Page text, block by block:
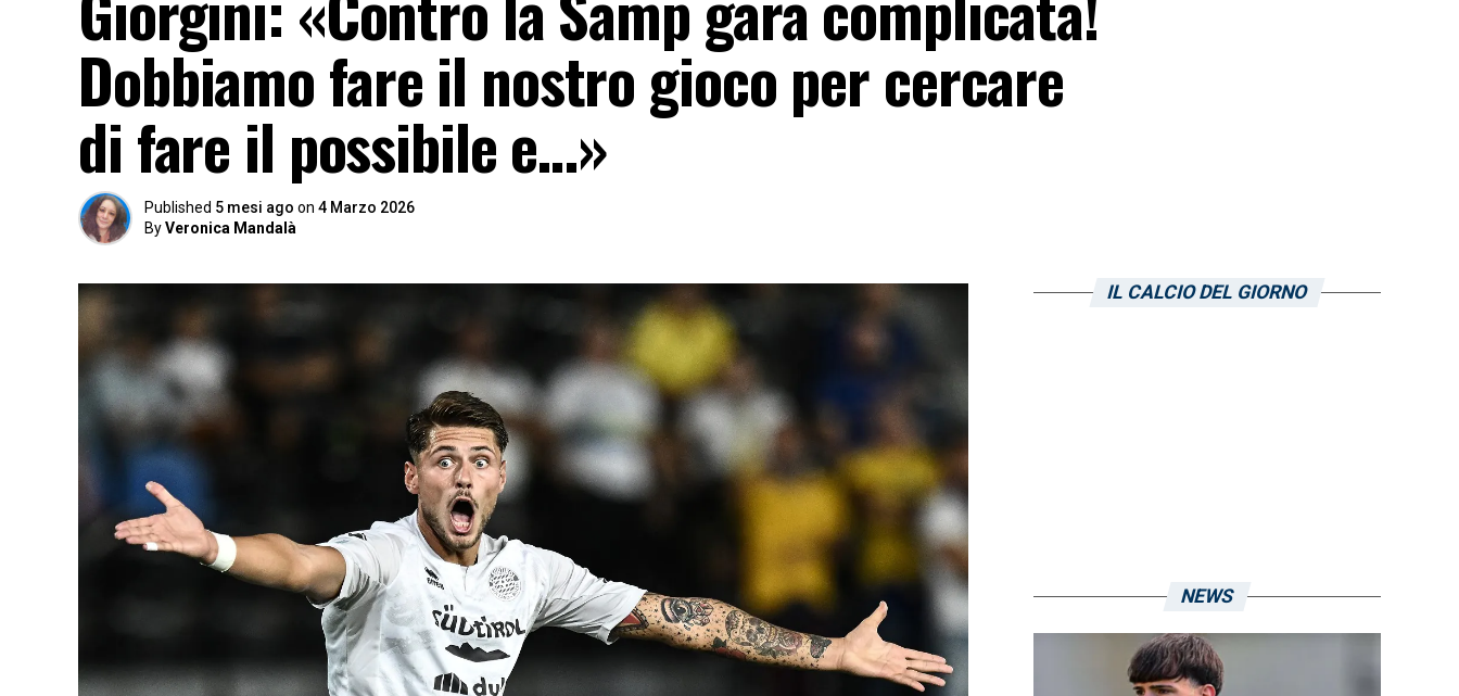
Dobbiamo fare il nostro gioco per cercare
di fare il possibile e…»
Published 5 mesi ago on 4 Marzo 2026
ByVeronica Mandalà
IL CALCIO DEL GIORNO
NEWS